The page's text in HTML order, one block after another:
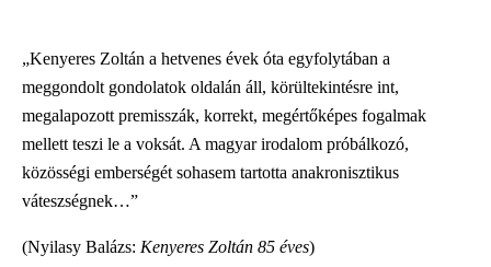
„Kenyeres Zoltán a hetvenes évek óta egyfolytában a
meggondolt gondolatok oldalán áll, körültekintésre int,
megalapozott premisszák, korrekt, megértőképes fogalmak
mellett teszi le a voksát. A magyar irodalom próbálkozó,
közösségi emberségét sohasem tartotta anakronisztikus
váteszségnek…”
(Nyilasy Balázs: Kenyeres Zoltán 85 éves)